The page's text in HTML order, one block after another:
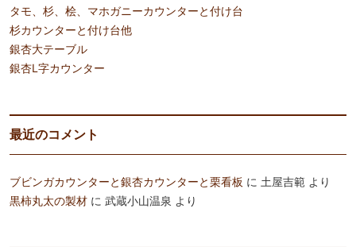
タモ、杉、桧、マホガニーカウンターと付け台
杉カウンターと付け台他
銀杏大テーブル
銀杏L字カウンター
最近のコメント
ブビンガカウンターと銀杏カウンターと栗看板 に 土屋吉範 より
黒柿丸太の製材 に 武蔵小山温泉 より